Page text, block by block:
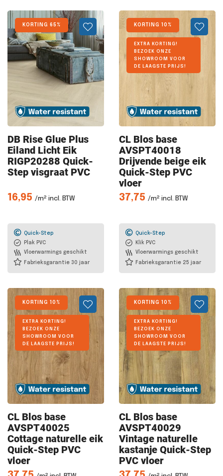
KORTING 65%
DB Rise Glue Plus
Eiland Licht Eik
RIGP20288 Quick-
Step visgraat PVC
16,95 /m² incl. BTW
Quick-Step
Plak PVC
Vloerwarmings geschikt
Fabrieksgarantie 30 jaar
KORTING 10%
EXTRA KORTING!
BEZOEK ONZE
SHOWROOM VOOR
DE LAAGSTE PRIJS!
CL Blos base
AVSPT40018
Drijvende beige eik
Quick-Step PVC
vloer
37,75 /m² incl. BTW
Quick-Step
Klik PVC
Vloerwarmings geschikt
Fabrieksgarantie 25 jaar
KORTING 10%
EXTRA KORTING!
BEZOEK ONZE
SHOWROOM VOOR
DE LAAGSTE PRIJS!
CL Blos base
AVSPT40025
Cottage naturelle eik
Quick-Step PVC
vloer
KORTING 10%
EXTRA KORTING!
BEZOEK ONZE
SHOWROOM VOOR
DE LAAGSTE PRIJS!
CL Blos base
AVSPT40029
Vintage naturelle
kastanje Quick-Step
PVC vloer